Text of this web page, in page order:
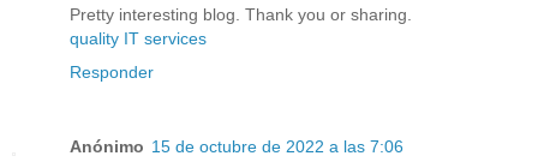
Pretty interesting blog. Thank you or sharing.
quality IT services
Responder
Anónimo 15 de octubre de 2022 a las 7:06